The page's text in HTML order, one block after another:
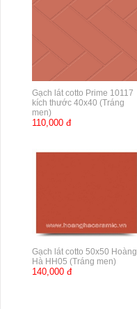
Gạch lát cotto Prime 10117
kích thước 40x40 (Tráng
men)
110,000 đ
Gạch lát cotto 50x50 Hoàng
Hà HH05 (Tráng men)
140,000 đ